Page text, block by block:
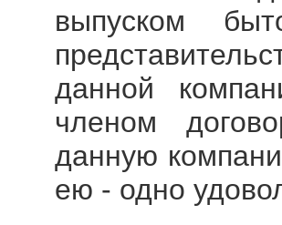
выпуском
данной
членом
данную
ею - одно